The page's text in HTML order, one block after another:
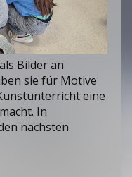
Bilder an
sie für Motive
eine
In
nächsten